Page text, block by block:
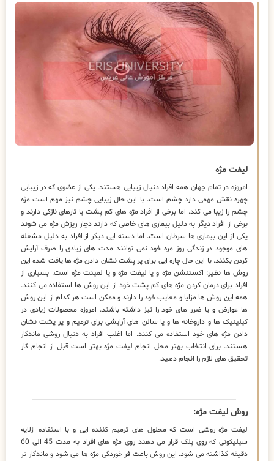
لیفت مژه
امروزه در تمام جهان همه افراد دنبال زیبایی هستند. یکی از عضوی که در زیبایی
چهره نقش مهمی دارد چشم است. با این حال زیبایی چشم نیز مهم است مژه
چشم را زیبا می کند. اما برخی از افراد مژه های کم پشت یا تارهای نازکی دارند و
برخی از افراد دیگر به دلیل بیماری های خاصی که دارند دچار ریزش مژه می شوند
یکی از این بیماری ها سرطان است. اما دسته ایی دیگر از افراد به دلیل مشغله
های موجود در زندگی روز مره خود نمی توانند مدت های زیادی را صرف آرایش
کردن بکنند. با این حال چاره ایی برای پر پشت نشان دادن مژه ها یافت شده این
روش ها نظیر: اکستنشن مژه و یا لیفت مژه و یا لمینت مژه است. بسیاری از
افراد برای درمان کردن مژه های کم پشت خود از این روش ها استفاده می کنند.
همه این روش ها مزایا و معایب خود را دارند و ممکن است هر کدام از این روش
ها عوارض و یا ضرر های خود را نیز داشته باشند. امروزه محصولات زیادی در
کیلینیک ها و داروخانه ها و یا سالن های آرایشی برای ترمیم و پر پشت نشان
دادن مژه های خود استفاده می کنند. اما اغلب افراد به دنبال روشی ماندگار
هستند. برای انتخاب بهتر محل انجام لیفت مژه بهتر است قبل از انجام کار
تحقیق های لازم را انجام دهید.
روش لیفت مژه:
لیفت مژه روشی است که محلول های ترمیم کننده ایی و با استفاده ازلایه
سیلیکونی که روی پلک قرار می دهند روی مژه های افراد به مدت 45 الی 60
دقیقه گذاشته می شود. این روش باعث فر خوردگی مژه ها می شود و ماندگار تر